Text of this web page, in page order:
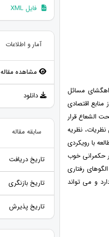
مسائل
اقتصادی
الشعاع قرار
نظریه
با رویکردی
حکمرانی خوب
رفتاری
و می تواند
فایل XML
آمار و اطلاعات
مشاهده مقاله
دانلود
سابقه مقاله
تاریخ دریافت
تاریخ بازنگری
تاریخ پذیرش